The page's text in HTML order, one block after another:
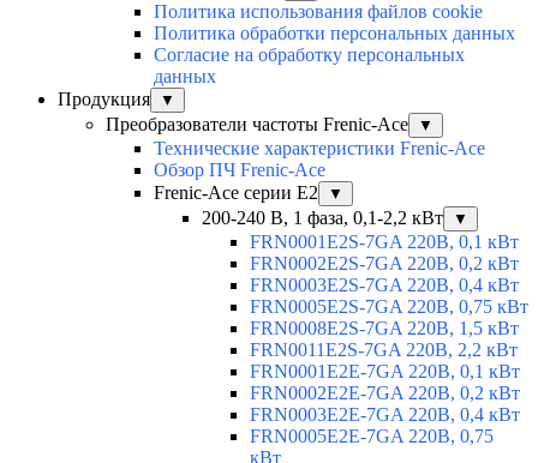
Политика использования файлов cookie
Политика обработки персональных данных
Согласие на обработку персональных
данных
Продукция
▼
Преобразователи частоты Frenic-Ace ▼
Технические характеристики Frenic-Ace
Обзор ПЧ Frenic-Ace
Frenic-Ace серии E2
▼
200-240 В, 1 фаза, 0,1-2,2 кВт ▼
FRN0001E2S-7GA 220В, 0,1 кВт
FRN0002E2S-7GA 220В, 0,2 кВт
FRN0003E2S-7GA 220В, 0,4 кВт
FRN0005E2S-7GA 220В, 0,75 кВт
FRN0008E2S-7GA 220В, 1,5 кВт
FRN0011E2S-7GA 220В, 2,2 кВт
FRN0001E2E-7GA 220В, 0,1 кВт
FRN0002E2E-7GA 220В, 0,2 кВт
FRN0003E2E-7GA 220В, 0,4 кВт
FRN0005E2E-7GA 220В, 0,75
кВт